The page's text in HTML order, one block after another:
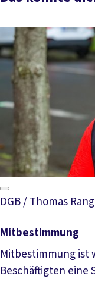
DGB / Thomas
Mitbestimmung
Mitbestimmung ist
Beschäftigten eine